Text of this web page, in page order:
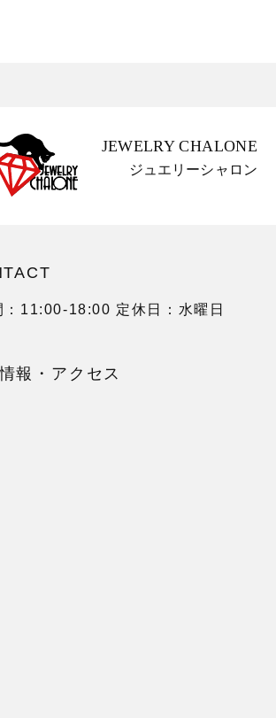
JEWELRY CHALONE
ジュエリーシャロン
：11:00-18:00 定休日：水曜日
報・アクセス